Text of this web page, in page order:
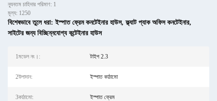
ন্যূনতম চাহিদার পরিমাণ: 1
মূল্য: 1250
বিশেষভাবে তুলে ধরা: ইস্পাত ফ্রেম কনটেইনার হাউস,ফ্ল্যাট প্যাক অফিস কনটেইনার,
সাইটের জন্য বিচ্ছিন্নযোগ্য কন্টেইনার হাউস
1মডেল নং।: টাইপ 2.3
2উপাদান: ইস্পাত কাঠামো
3কাঠামো: ইস্পাত ফ্রেম